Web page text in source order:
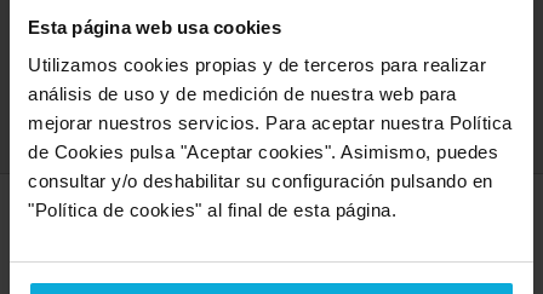
Esta página web usa cookies
Utilizamos cookies propias y de terceros para realizar
análisis de uso y de medición de nuestra web para
mejorar nuestros servicios. Para aceptar nuestra Política
de Cookies pulsa "Aceptar cookies". Asimismo, puedes
consultar y/o deshabilitar su configuración pulsando en
"Política de cookies" al final de esta página.
-10%
Ver oferta
SERVICIOS MÁS DEMANDADOS
En Doiser encontrarás todo lo que necesites